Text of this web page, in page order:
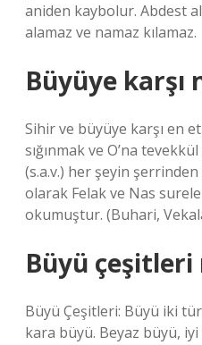
aniden kaybolur. Abdest
alamaz ve namaz kılamaz.
Büyüye karşı
Sihir ve büyüye karşı en
sığınmak ve O’na
(s.a.v.) her şeyin şerrinden
olarak Felak ve Nas
okumuştur. (Buhari,
Büyü çeşitleri
Büyü Çeşitleri: Büyü iki
kara büyü. Beyaz büyü,